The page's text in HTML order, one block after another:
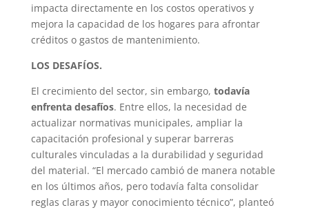
impacta directamente en los costos operativos y
mejora la capacidad de los hogares para afrontar
créditos o gastos de mantenimiento.
LOS DESAFÍOS.
El crecimiento del sector, sin embargo, todavía
enfrenta desafíos. Entre ellos, la necesidad de
actualizar normativas municipales, ampliar la
capacitación profesional y superar barreras
culturales vinculadas a la durabilidad y seguridad
del material. “El mercado cambió de manera notable
en los últimos años, pero todavía falta consolidar
reglas claras y mayor conocimiento técnico”, planteó